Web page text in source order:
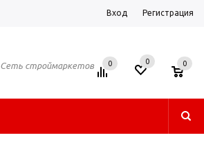
Вход Регистрация
Сеть строймаркетов 0 0 0